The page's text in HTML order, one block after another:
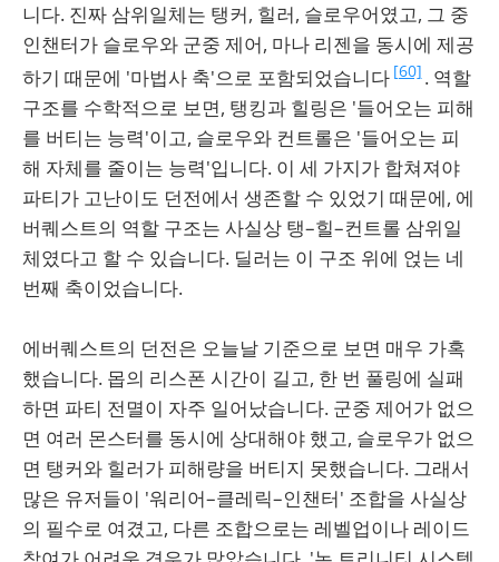
니다. 진짜 삼위일체는 탱커, 힐러, 슬로우어였고, 그 중
인챈터가 슬로우와 군중 제어, 마나 리젠을 동시에 제공
하기 때문에 '마법사 축'으로 포함되었습니다 [60] . 역할
구조를 수학적으로 보면, 탱킹과 힐링은 '들어오는 피해
를 버티는 능력'이고, 슬로우와 컨트롤은 '들어오는 피
해 자체를 줄이는 능력'입니다. 이 세 가지가 합쳐져야
파티가 고난이도 던전에서 생존할 수 있었기 때문에, 에
버퀘스트의 역할 구조는 사실상 탱–힐–컨트롤 삼위일
체였다고 할 수 있습니다. 딜러는 이 구조 위에 얹는 네
번째 축이었습니다.
에버퀘스트의 던전은 오늘날 기준으로 보면 매우 가혹
했습니다. 몹의 리스폰 시간이 길고, 한 번 풀링에 실패
하면 파티 전멸이 자주 일어났습니다. 군중 제어가 없으
면 여러 몬스터를 동시에 상대해야 했고, 슬로우가 없으
면 탱커와 힐러가 피해량을 버티지 못했습니다. 그래서
많은 유저들이 '워리어–클레릭–인챈터' 조합을 사실상
의 필수로 여겼고, 다른 조합으로는 레벨업이나 레이드